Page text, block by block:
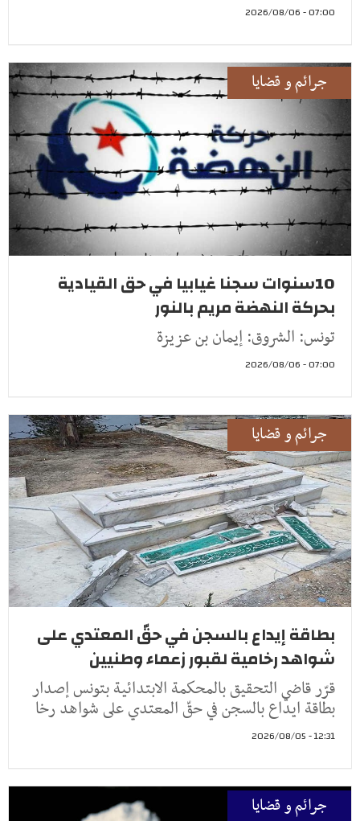
07:00 - 2026/08/06
جرائم و قضايا
10سنوات سجنا غيابيا في حق القيادية
بحركة النهضة مريم بالنور
تونس: الشروق: إيمان بن عزيزة
07:00 - 2026/08/06
جرائم و قضايا
بطاقة إيداع بالسجن في حقّ المعتدي على
شواهد رخامية لقبور زعماء وطنيين
قرّر قاضي التحقيق بالمحكمة الابتدائية بتونس إصدار
بطاقة ايداع بالسجن في حقّ المعتدي على شواهد رخا
12:31 - 2026/08/05
جرائم و قضايا